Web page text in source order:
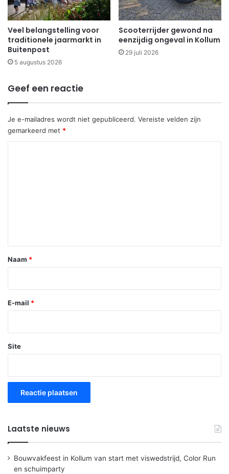
Veel belangstelling voor
traditionele jaarmarkt in
Buitenpost
5 augustus 2026
Scooterrijder gewond na
eenzijdig ongeval in Kollum
29 juli 2026
Geef een reactie
Je e-mailadres wordt niet gepubliceerd. Vereiste velden zijn
gemarkeerd met *
*
Naam *
E-mail *
Site
Laatste nieuws
Bouwvakfeest in Kollum van start met viswedstrijd, Color Run
en schuimparty